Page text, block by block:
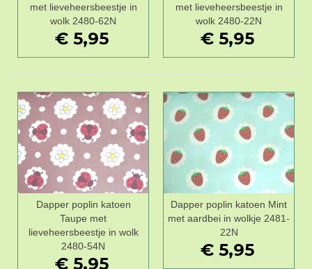
met lieveheersbeestje in
wolk 2480-62N
€ 5,95
met lieveheersbeestje in
wolk 2480-22N
€ 5,95
Dapper poplin katoen
Taupe met
lieveheersbeestje in wolk
2480-54N
€ 5,95
Dapper poplin katoen Mint
met aardbei in wolkje 2481-
22N
€ 5,95